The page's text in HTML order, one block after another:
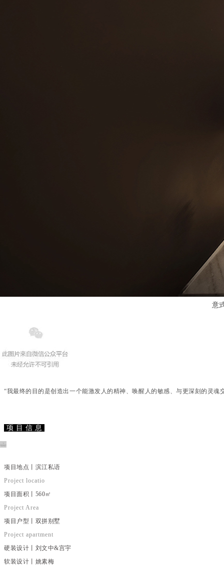
意
“我最终的目的是创造出一个能激发人的精神、唤醒人的敏感、与更深刻的灵魂
项 目 信 息
项目地点丨滨江私语
Project locatio
项目面积丨560㎡
Project Area
项目户型丨双拼别墅
Project apartment
硬装设计丨刘文中&宫宇
软装设计 丨姚素梅